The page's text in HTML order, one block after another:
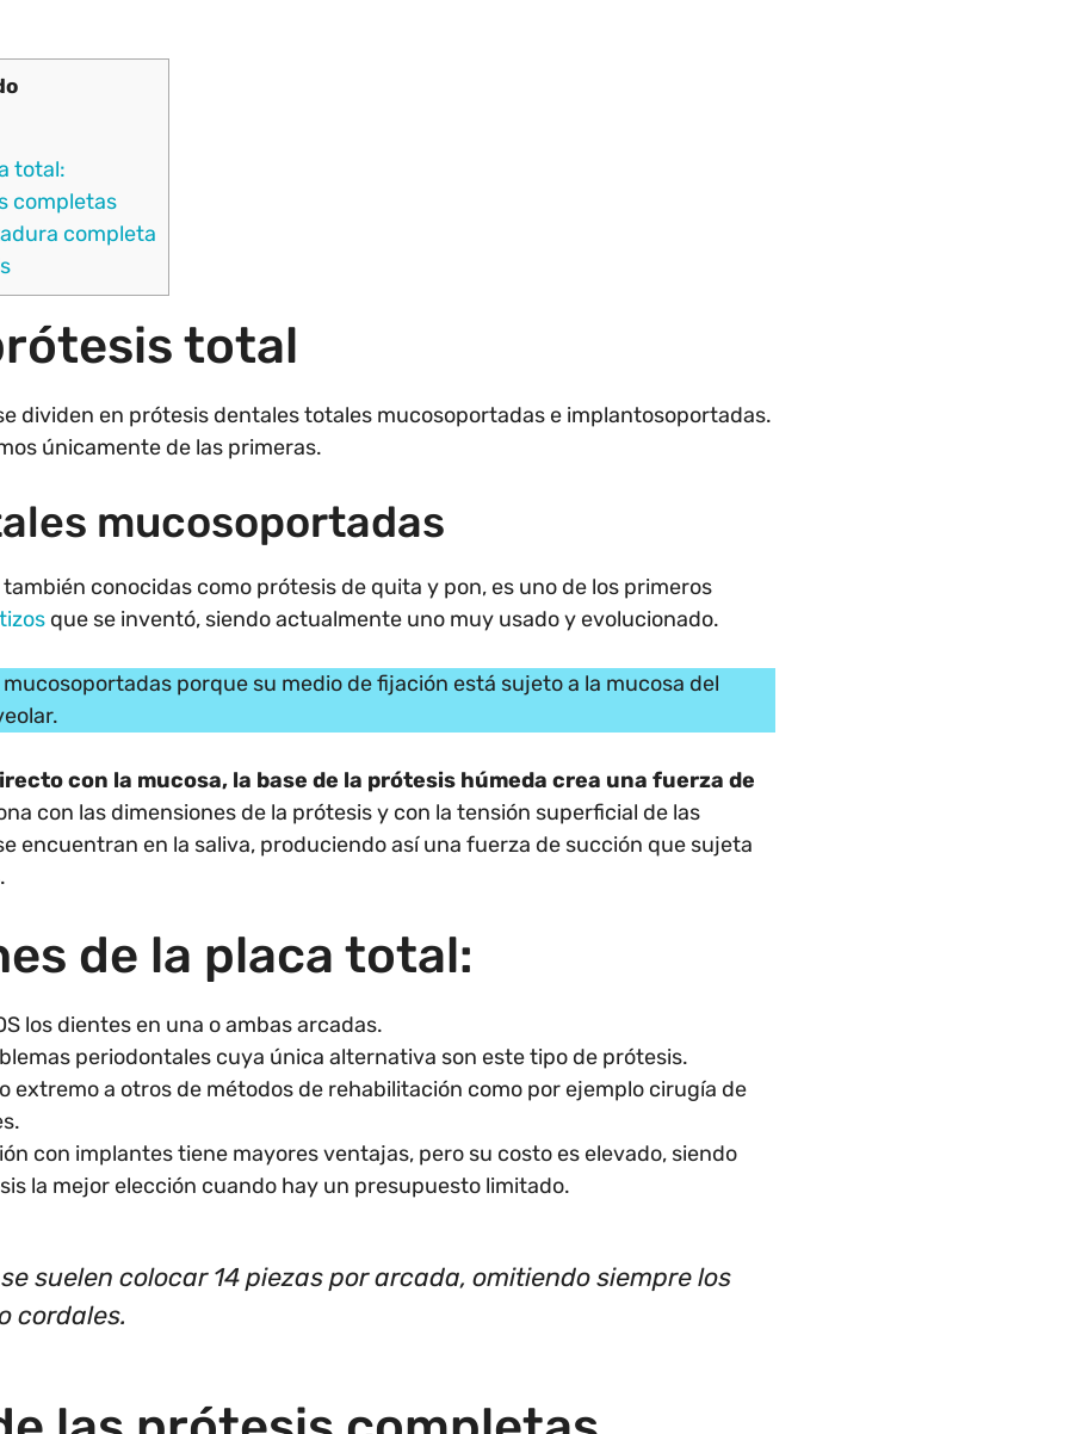
total:
completas
completa
total
dividen en prótesis dentales totales mucosoportadas e implantosoportadas.
únicamente de las primeras.
mucosoportadas
conocidas como prótesis de quita y pon, es uno de los primeros
que se inventó, siendo actualmente uno muy usado y evolucionado.
porque su medio de fijación está sujeto a la mucosa del
con la mucosa, la base de la prótesis húmeda crea una fuerza de
con las dimensiones de la prótesis y con la tensión superficial de las
encuentran en la saliva, produciendo así una fuerza de succión que sujeta
de la placa total:
los dientes en una o ambas arcadas.
periodontales cuya única alternativa son este tipo de prótesis.
extremo a otros de métodos de rehabilitación como por ejemplo cirugía de
con implantes tiene mayores ventajas, pero su costo es elevado, siendo
la mejor elección cuando hay un presupuesto limitado.
suelen colocar 14 piezas por arcada, omitiendo siempre los
cordales.